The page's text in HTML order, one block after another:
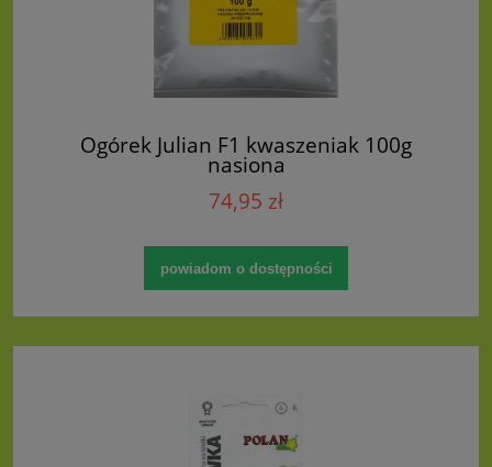
Ogórek Julian F1 kwaszeniak 100g
nasiona
74,95 zł
powiadom o dostępności